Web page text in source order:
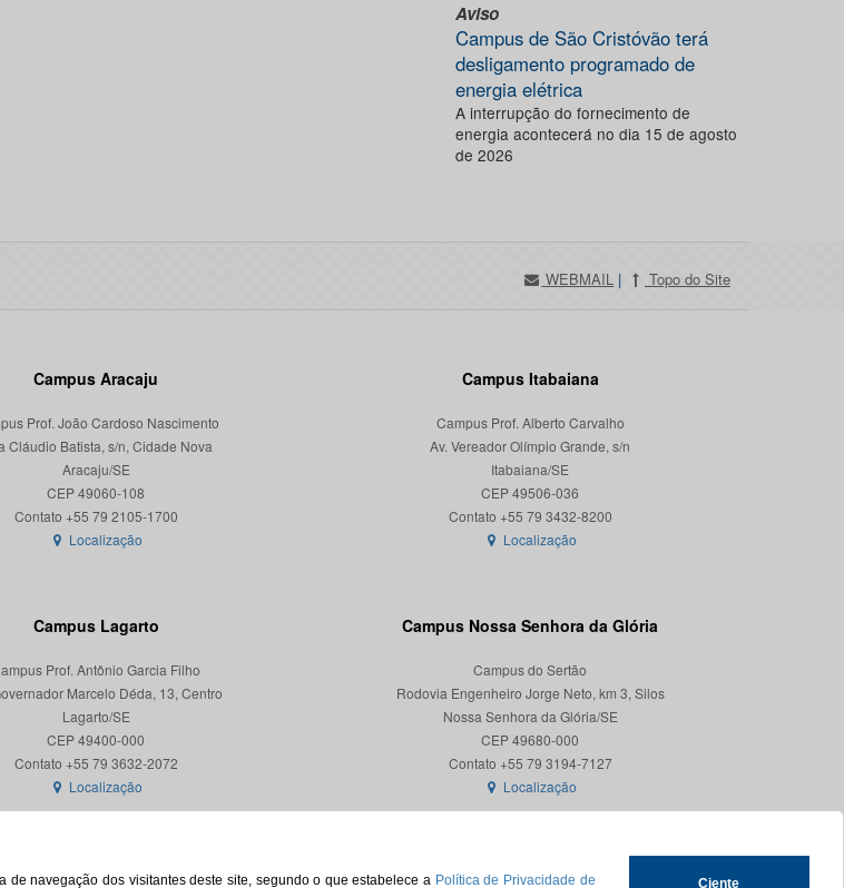
navegação dos visitantes deste site, segundo o que estabelece a Política de Privacidade de Ciente
Aviso
Campus de São Cristóvão terá
desligamento programado de
energia elétrica
A interrupção do fornecimento de
energia acontecerá no dia 15 de agosto
de 2026
WEBMAIL | Topo do Site
Campus Aracaju
Prof. João Cardoso Nascimento
Cláudio Batista, s/n, Cidade Nova
Aracaju/SE
CEP 49060-108
Localização
Campus Itabaiana
Campus Prof. Alberto Carvalho
Av. Vereador Olímpio Grande, s/n
Itabaiana/SE
CEP 49506-036
Localização
Campus Lagarto
Prof. Antônio Garcia Filho
Marcelo Déda, 13, Centro
Lagarto/SE
CEP 49400-000
Localização
Campus Nossa Senhora da Glória
Campus do Sertão
Rodovia Engenheiro Jorge Neto, km 3, Silos
Nossa Senhora da Glória/SE
CEP 49680-000
Contato +55 79 3194-7127
Localização